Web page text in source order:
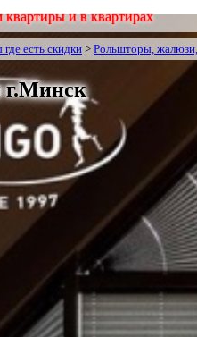
квартиры и в квартирах
есть скидки> Рольшторы,
г.Минск